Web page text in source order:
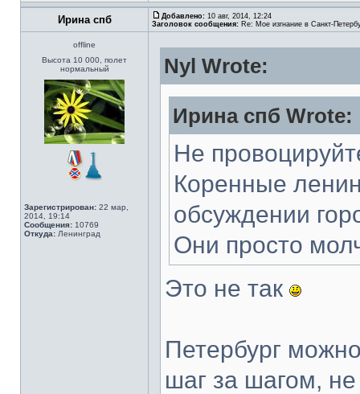
Ирина спб Добавлено: 10 авг, 2014, 12:24
Заголовок сообщения: Re: Мое изгнание в Санкт-
offline
Высота 10 000, полет
нормальный
Зарегистрирован: 22 мар,
2014, 19:14
Сообщения: 10769
Откуда: Ленинград
Nyl Wrote:
Ирина спб Wrote:
Не
Коренные
обсуждении
Они просто
Это не так
Петербург
шаг за шагом, не